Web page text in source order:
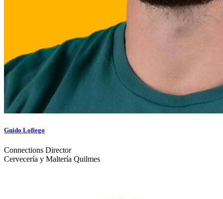
Guido Lofiego
Connections Director
Cervecería y Maltería Quilmes